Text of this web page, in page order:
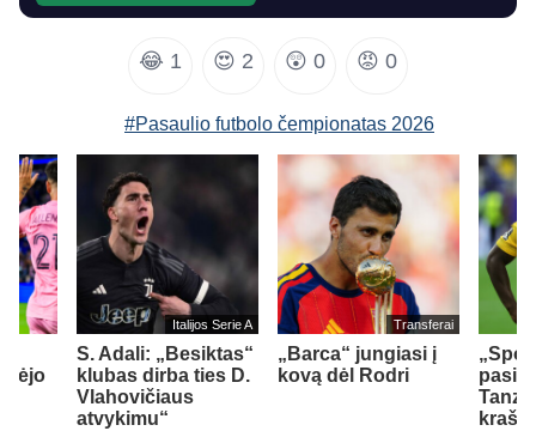
😂 1 😍 2 😲 0 😡 0
#Pasaulio futbolo čempionatas 2026
Italijos Serie A
S. Adali: „Besiktas“
klubas dirba ties D.
Vlahovičiaus
atvykimu“
Transferai
„Barca“ jungiasi į
kovą dėl Rodri